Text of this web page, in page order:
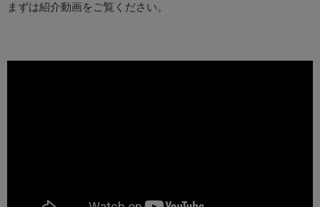
まずは紹介動画をご覧ください。